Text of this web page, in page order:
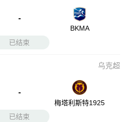
-
BKMA
已结束
乌克超
-
梅塔利斯特1925
已结束